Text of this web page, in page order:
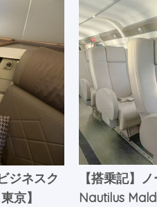
ジネスク
京】
【搭乗記】
Nautilus